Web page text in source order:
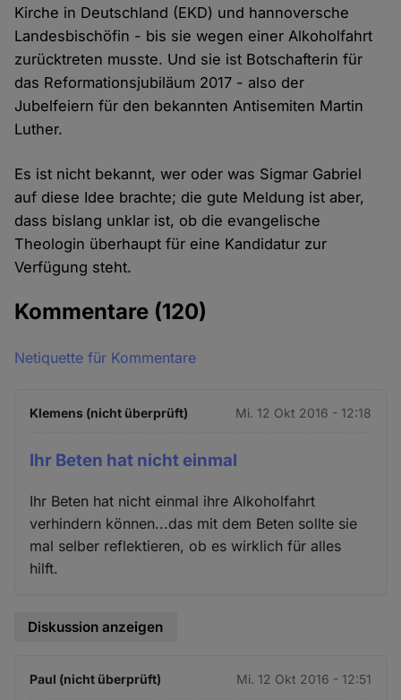
Kirche in Deutschland (EKD) und hannoversche
Landesbischöfin - bis sie wegen einer Alkoholfahrt
zurücktreten musste. Und sie ist Botschafterin für
das Reformationsjubiläum 2017 - also der
Jubelfeiern für den bekannten Antisemiten Martin
Luther.
Es ist nicht bekannt, wer oder was Sigmar Gabriel
auf diese Idee brachte; die gute Meldung ist aber,
dass bislang unklar ist, ob die evangelische
Theologin überhaupt für eine Kandidatur zur
Verfügung steht.
Kommentare (120)
Netiquette für Kommentare
Klemens (nicht überprüft) Mi. 12 Okt 2016 - 12:18
Ihr Beten hat nicht einmal
Ihr Beten hat nicht einmal ihre Alkoholfahrt
verhindern können...das mit dem Beten sollte sie
mal selber reflektieren, ob es wirklich für alles
hilft.
Diskussion anzeigen
Paul (nicht überprüft) Mi. 12 Okt 2016 - 12:51